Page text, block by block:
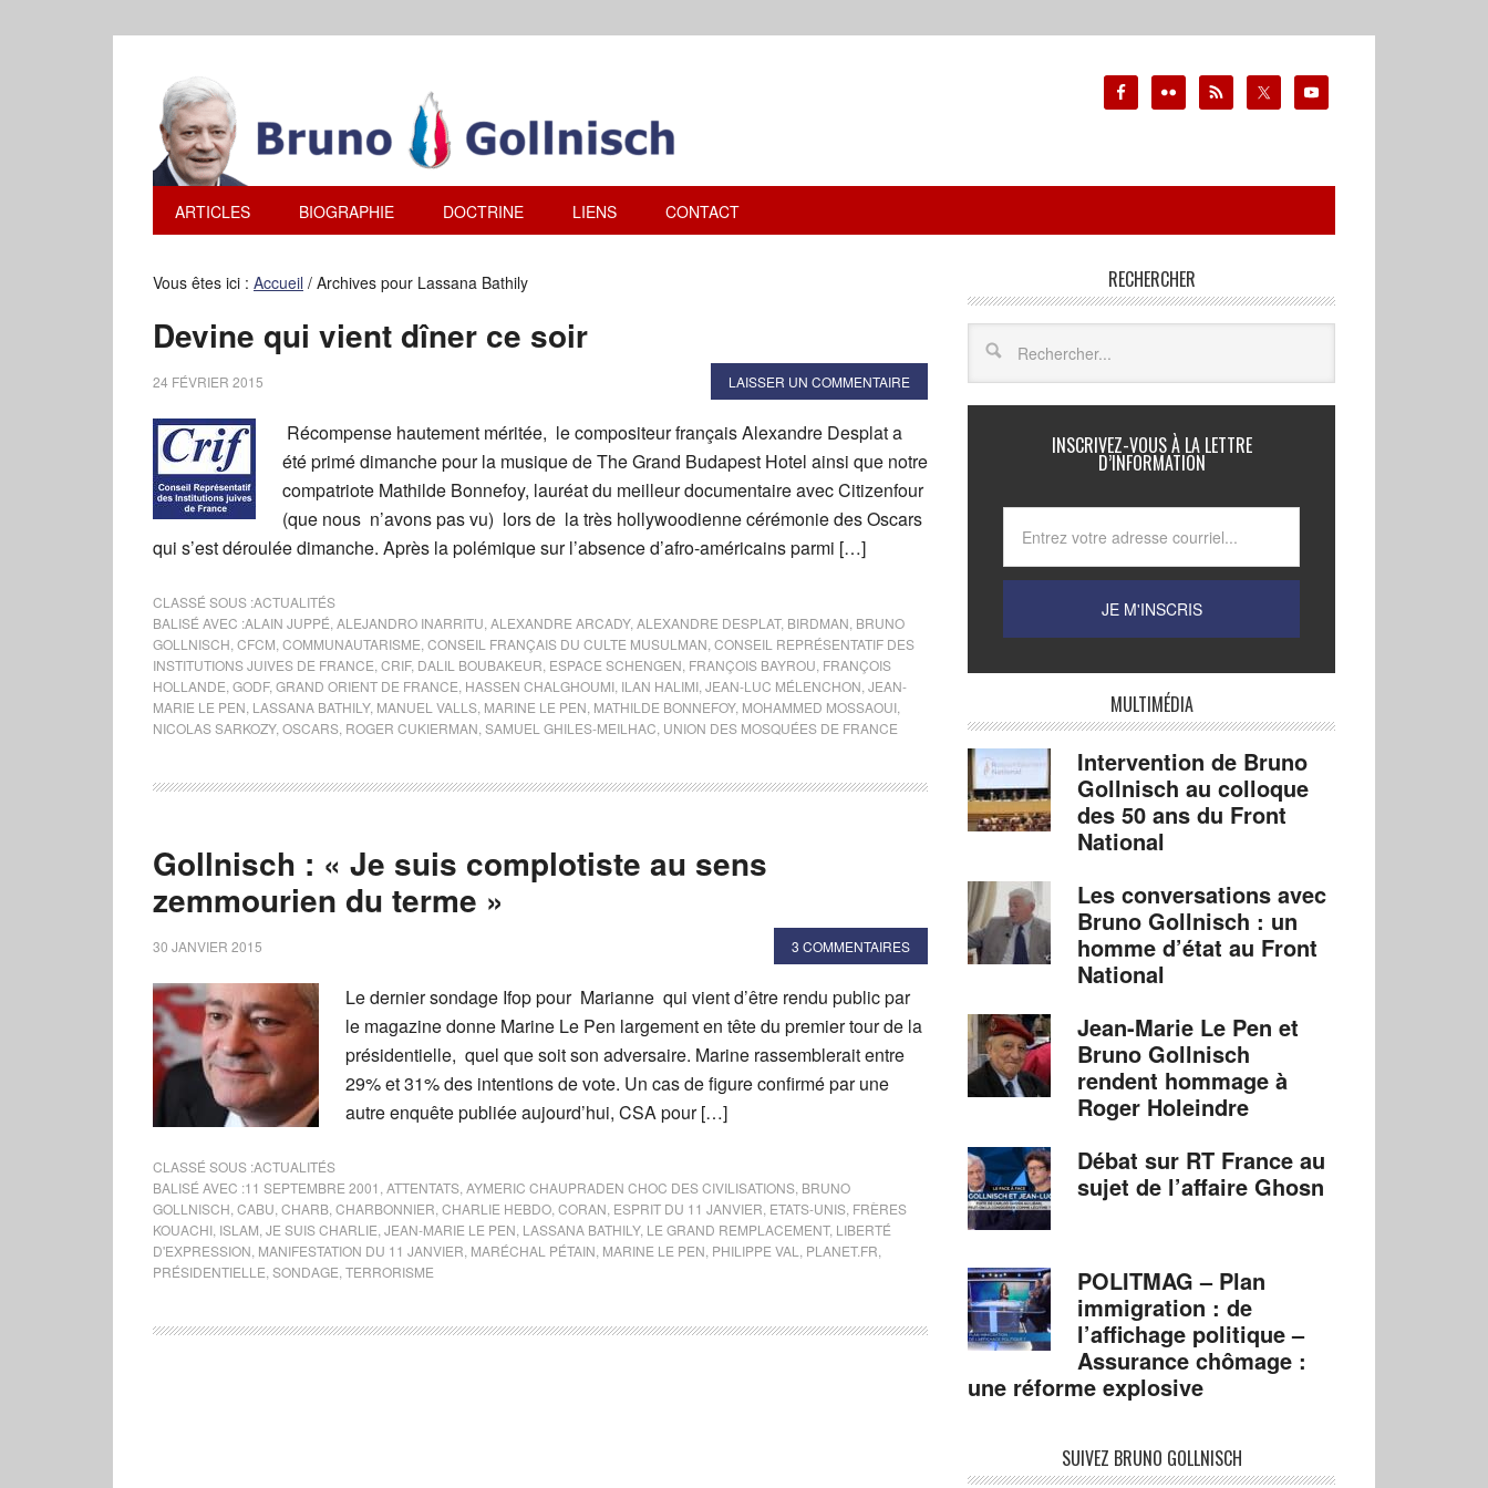
ARTICLES BIOGRAPHIE DOCTRINE LIENS CONTACT
Vous êtes ici : Accueil / Archives pour Lassana Bathily
Devine qui vient dîner ce soir
24 FÉVRIER 2015 LAISSER UN COMMENTAIRE
Récompense hautement méritée, le compositeur français Alexandre Desplat a
été primé dimanche pour la musique de The Grand Budapest Hotel ainsi que notre
compatriote Mathilde Bonnefoy, lauréat du meilleur documentaire avec Citizenfour
(que nous n’avons pas vu) lors de la très hollywoodienne cérémonie des Oscars
qui s’est déroulée dimanche. Après la polémique sur l’absence d’afro-américains parmi […]
CLASSÉ SOUS :ACTUALITÉS
BALISÉ AVEC :ALAIN JUPPÉ ALEJANDRO INARRITU ALEXANDRE ARCADY, ALEXANDRE DESPLAT, BIRDMAN BRUNO
GOLLNISCH CFCM COMMUNAUTARISME CONSEIL FRANÇAIS DU CULTE MUSULMAN CONSEIL REPRÉSENTATIF DES
INSTITUTIONS JUIVES DE FRANCE CRIF, DALIL BOUBAKEUR ESPACE SCHENGEN FRANÇOIS BAYROU FRANÇOIS
HOLLANDE GODF, GRAND ORIENT DE FRANCE HASSEN CHALGHOUMI ILAN HALIMI JEAN-LUC MÉLENCHON JEAN-
MARIE LE PEN LASSANA BATHILY, MANUEL VALLS MARINE LE PEN MATHILDE BONNEFOY, MOHAMMED MOSSAOUI
NICOLAS SARKOZY, OSCARS ROGER CUKIERMAN SAMUEL GHILES-MEILHAC UNION DES MOSQUÉES DE FRANCE
Gollnisch : « Je suis complotiste au sens
zemmourien du terme »
30 JANVIER 2015 3 COMMENTAIRES
Le dernier sondage Ifop pour Marianne qui vient d’être rendu public par
le magazine donne Marine Le Pen largement en tête du premier tour de la
présidentielle, quel que soit son adversaire. Marine rassemblerait entre
29% et 31% des intentions de vote. Un cas de figure confirmé par une
autre enquête publiée aujourd’hui, CSA pour […]
CLASSÉ SOUS :ACTUALITÉS
BALISÉ AVEC :11 SEPTEMBRE 2001 ATTENTATS AYMERIC CHAUPRADEN CHOC DES CIVILISATIONS BRUNO
GOLLNISCH CABU CHARB CHARBONNIER CHARLIE HEBDO CORAN ESPRIT DU 11 JANVIER ETATS-UNIS FRÈRES
KOUACHI ISLAM JE SUIS CHARLIE JEAN-MARIE LE PEN LASSANA BATHILY, LE GRAND REMPLACEMENT, LIBERTÉ
D'EXPRESSION MANIFESTATION DU 11 JANVIER MARÉCHAL PÉTAIN MARINE LE PEN PHILIPPE VAL PLANET.FR
PRÉSIDENTIELLE SONDAGE TERRORISME
RECHERCHER
INSCRIVEZ-VOUS À LA LETTRE
D’INFORMATION
MULTIMÉDIA
Intervention de Bruno
Gollnisch au colloque
des 50 ans du Front
National
Les conversations avec
Bruno Gollnisch : un
homme d’état au Front
National
Jean-Marie Le Pen et
Bruno Gollnisch
rendent hommage à
Roger Holeindre
Débat sur RT France au
sujet de l’affaire Ghosn
POLITMAG – Plan
immigration : de
l’affichage politique –
Assurance chômage :
une réforme explosive
SUIVEZ BRUNO GOLLNISCH